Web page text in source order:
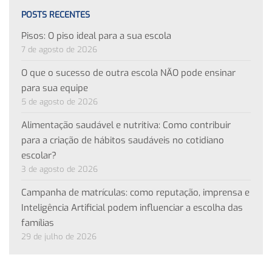
POSTS RECENTES
Pisos: O piso ideal para a sua escola
7 de agosto de 2026
O que o sucesso de outra escola NÃO pode ensinar
para sua equipe
5 de agosto de 2026
Alimentação saudável e nutritiva: Como contribuir
para a criação de hábitos saudáveis no cotidiano
escolar?
3 de agosto de 2026
Campanha de matrículas: como reputação, imprensa e
Inteligência Artificial podem influenciar a escolha das
famílias
29 de julho de 2026